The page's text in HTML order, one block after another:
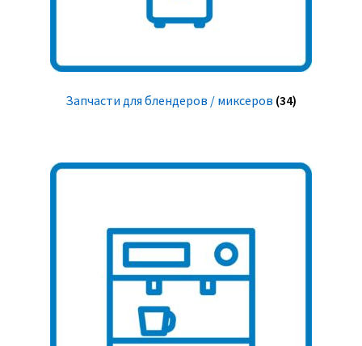
Запчасти для блендеров / миксеров (34)